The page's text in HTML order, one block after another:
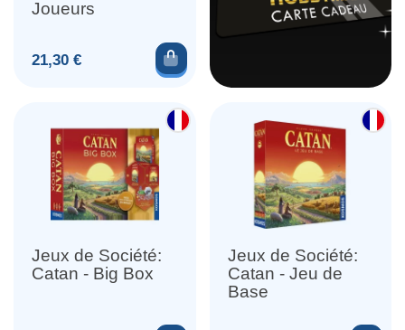
Joueurs
Prix
21,30 € Ajouter au panier
Jeux de Société:
Catan - Big Box
Jeux de Société:
Catan - Jeu de
Base